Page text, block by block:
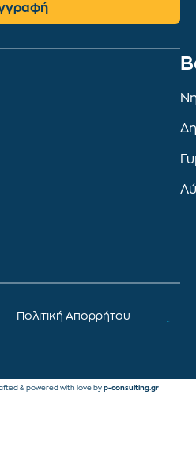
Πολιτική Απορρήτου
& powered with love by p-consulting.gr